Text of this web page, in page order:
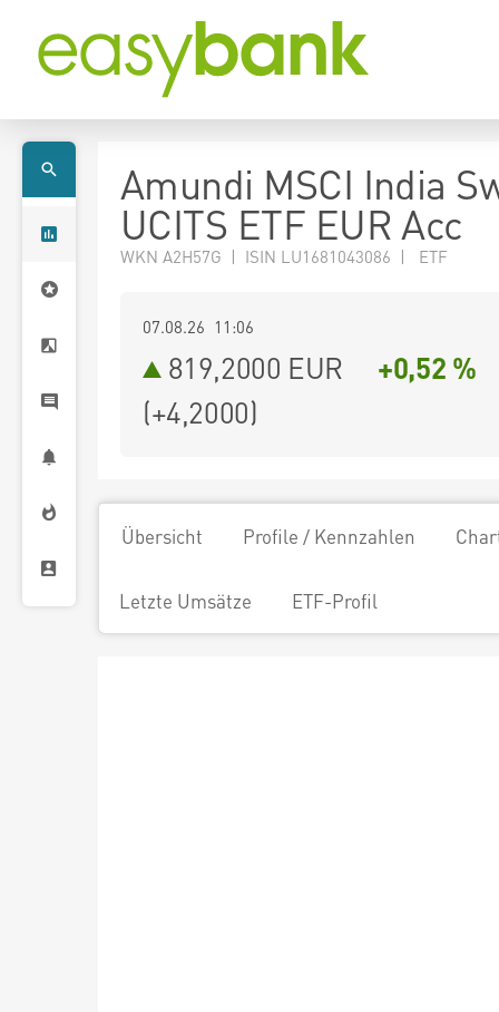
Amundi MSCI India
UCITS ETF EUR Acc
WKN A2H57G | ISIN LU1681043086 | ETF
07.08.26 11:06
819,2000 EUR
+0,52 %
(+4,2000)
Übersicht Profile / Kennzahlen
Letzte Umsätze ETF-Profil